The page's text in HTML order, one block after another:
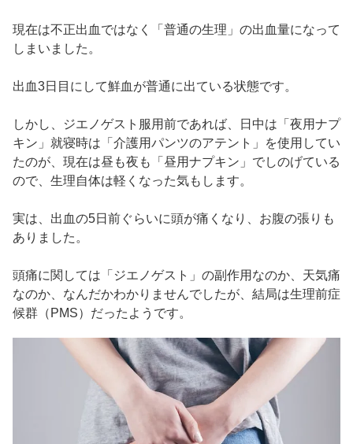
現在は不正出血ではなく「普通の生理」の出血量になって
しまいました。
出血3日目にして鮮血が普通に出ている状態です。
しかし、ジエノゲスト服用前であれば、日中は「夜用ナプ
キン」就寝時は「介護用パンツのアテント」を使用してい
たのが、現在は昼も夜も「昼用ナプキン」でしのげている
ので、生理自体は軽くなった気もします。
実は、出血の5日前ぐらいに頭が痛くなり、お腹の張りも
ありました。
頭痛に関しては「ジエノゲスト」の副作用なのか、天気痛
なのか、なんだかわかりませんでしたが、結局は生理前症
候群（PMS）だったようです。